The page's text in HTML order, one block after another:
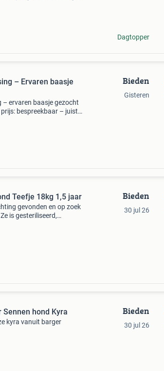
Dagtopper
– Ervaren baasje
ervaren baasje gezocht
bespreekbaar – juiste
Bieden
Gisteren
Teefje 18kg 1,5 jaar
gevonden en op zoek
is gesteriliseerd,
Bieden
30 jul 26
hond Kyra
kyra vanuit barger
Bieden
30 jul 26